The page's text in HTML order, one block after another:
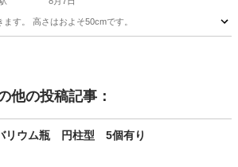
す。 高さはおよそ50cmです。
他の投稿記事：
リウム瓶 円柱型 5個有り